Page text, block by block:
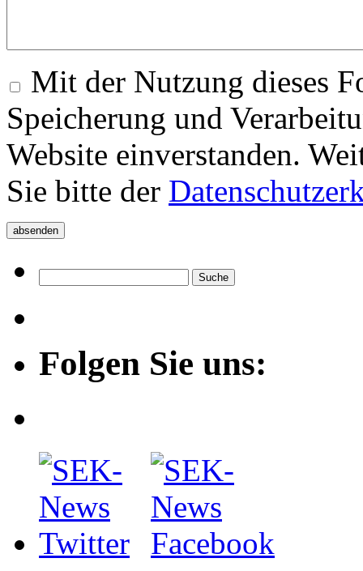
Mit der Nutzung dieses
Speicherung und
Website einverstanden.
Sie bitte der
Folgen Sie uns: